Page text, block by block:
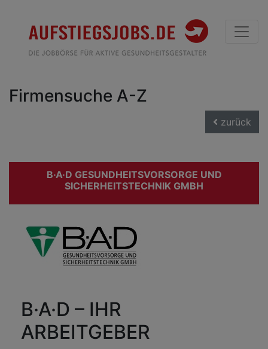
Firmensuche A-Z
zurück
B·A·D GESUNDHEITSVORSORGE UND
SICHERHEITSTECHNIK GMBH
B·A·D – IHR
ARBEITGEBER